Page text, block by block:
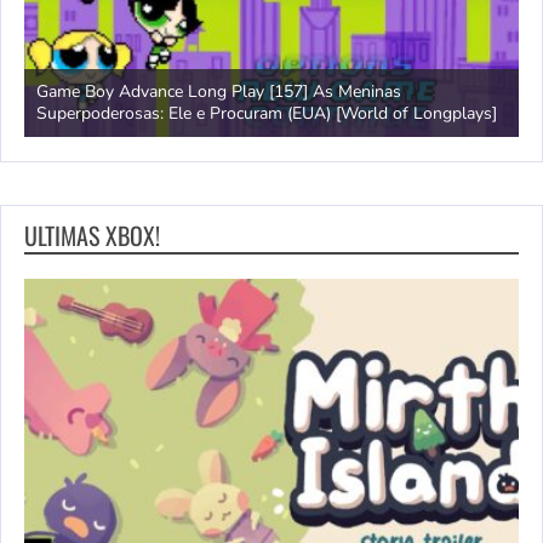
Game Boy Advance Long Play [157] As Meninas
Superpoderosas: Ele e Procuram (EUA) [World of Longplays]
ULTIMAS XBOX!